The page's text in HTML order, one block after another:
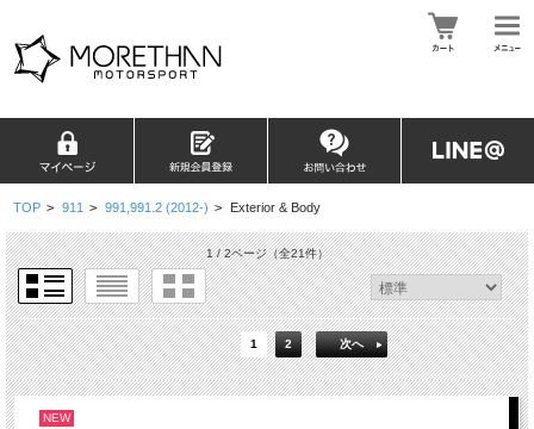
TOP > 911 > 991,991.2 (2012-) > Exterior & Body
1 / 2ページ（全21件）
1 2 次へ
NEW